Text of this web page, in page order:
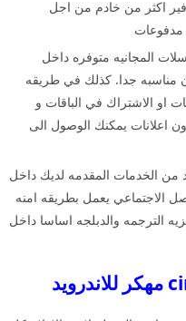
اكثر من خادم من اجل
مدفوعات
المجانيه متوفره داخل
مناسبه جدا. كذلك في طريقه
او الاشتراك في الباقات و
اعلانات يمكنك الوصول الى
من الخدمات المقدمه لديك داخل
الاجتماعي يعمل بطريقه امنه
الترجمه والدبلجه اساسا داخل